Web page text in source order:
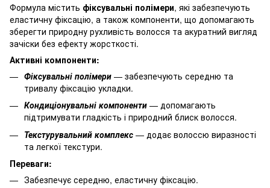
Формула містить фіксувальні полімери, які забезпечують
еластичну фіксацію, а також компоненти, що допомагають
зберегти природну рухливість волосся та акуратний вигляд
зачіски без ефекту жорсткості.
Активні компоненти:
Фіксувальні полімери — забезпечують середню та
тривалу фіксацію укладки.
Кондиціонувальні компоненти — допомагають
підтримувати гладкість і природний блиск волосся.
Текстурувальний комплекс — додає волоссю виразності
та легкої текстури.
Переваги:
Забезпечує середню, еластичну фіксацію.